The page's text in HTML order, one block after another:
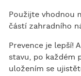
Použijte vhodnou
částí zahradního
Prevence je lepší!
stavu, po každém
uložením se